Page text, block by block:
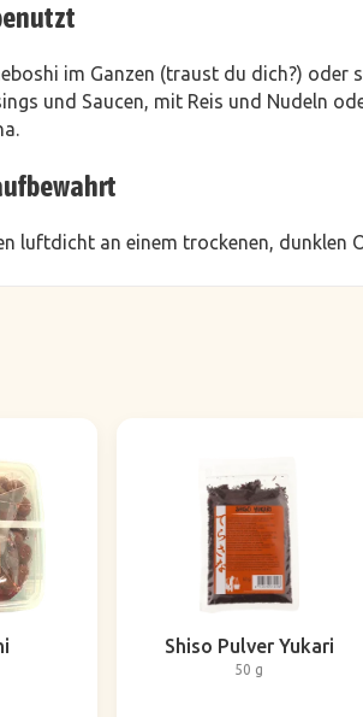
im Ganzen (traust du dich?) oder
und Saucen, mit Reis und Nudeln
luftdicht an einem trockenen, dunklen
Shiso Pulver Yukari
50 g